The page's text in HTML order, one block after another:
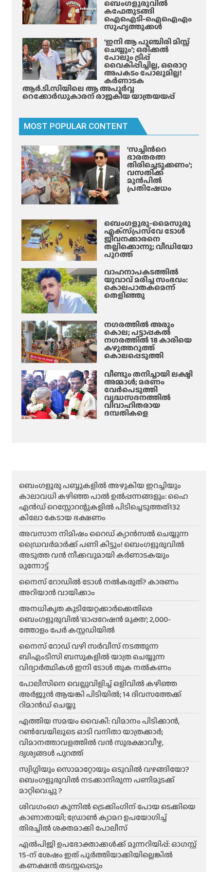
ണാ
ട
ക
യും
മു
ന്നോ
ട്ട്
ബെംഗളൂരുവിൽ
കഫേതുടങ്ങി
ഐഐടി-ഐഐഎം
സുഹൃത്തുക്കൾ
‘ഇനി ആ പുഞ്ചിരി മിസ്സ്
ചെയ്യും’; ഒരിക്കൽ
പോലും ട്രിപ്പ്
വൈകിപ്പിച്ചില്ല, ഒരൊറ്റ
അപകടം പോലുമില്ല!
കർണാടക
ആർ.ടി.സിയിലെ ആ അപൂർവ്വ
റെക്കോർഡുകാരന് രാജകീയ യാത്രയയപ്പ്
MOST POPULAR CONTENT
‘സച്ചിന്‍റെ
ഭാരതരത്ന
തിരിച്ചെടുക്കണം’;
വസതിക്ക്
മുൻപിൽ
പ്രതിഷേധം
ബെംഗളൂരു-മൈസൂരു
എക്‌സ്‌പ്രസ്‌വേ ടോൾ
ജീവനക്കാരനെ
തല്ലിക്കൊന്നു; വീഡിയോ
പുറത്ത്
വാഹനാപകടത്തിൽ
യുവാവ് മരിച്ച സംഭവം:
കൊലപാതകമെന്ന്
തെളിഞ്ഞു
നഗരത്തിൽ അരും
കൊല; പട്ടാപ്പകൽ
നഗരത്തിൽ 18 കാരിയെ
കഴുത്തറുത്ത്
കൊലപ്പെടുത്തി
വീണ്ടും തനിച്ചായി ലക്ഷ്മി
അമ്മാള്‍; മരണം
വേർപെടുത്തി
വൃദ്ധസദനത്തില്‍
വിവാഹിതരായ
ദമ്പതികളെ
ബെംഗളൂരു പബ്ബുകളിൽ അഴുകിയ ഇറച്ചിയും
കാലാവധി കഴിഞ്ഞ പാൽ ഉൽപ്പന്നങ്ങളും: ഹൈ
എൻഡ് റെസ്റ്റോറന്റുകളിൽ പിടിച്ചെടുത്തത്132
കിലോ കേടായ ഭക്ഷണം
അവസാന നിമിഷം റൈഡ് ക്യാൻസൽ ചെയ്യുന്ന
ഡ്രൈവർമാർക്ക് പണി കിട്ടും! ബെംഗളൂരുവിൽ
അടുത്ത വൻ നീക്കവുമായി കർണാടകയും
മുന്നോട്ട്
നൈസ് റോഡിൽ ടോൾ നൽകരുത്? കാരണം
അറിയാൻ വായിക്കാം
അനധികൃത കുടിയേറ്റക്കാർക്കെതിരെ
ബെംഗളൂരുവിൽ ‘ഓപ്പറേഷൻ മുക്ത’; 2,000-
ത്തോളം പേർ കസ്റ്റഡിയിൽ
നൈസ് റോഡ് വഴി സർവീസ് നടത്തുന്ന
ബിഎംടിസി ബസുകളിൽ യാത്ര ചെയ്യുന്ന
വിദ്യാർത്ഥികൾ ഇനി ടോൾ തുക നൽകണം
പോലീസിനെ വെല്ലുവിളിച്ച് ഒളിവിൽ കഴിഞ്ഞ
അർജുൻ ആയങ്കി പിടിയിൽ; 14 ദിവസത്തേക്ക്
റിമാൻഡ് ചെയ്തു
എത്തിയ സമയം വൈകി: വിമാനം പിടിക്കാൻ,
റൺവേയിലൂടെ ഓടി വനിതാ യാത്രക്കാർ;
വിമാനത്താവളത്തിൽ വൻ സുരക്ഷാവീഴ്ച,
ദൃശ്യങ്ങൾ പുറത്ത്
സ്വിഗ്ഗിയും സൊമാറ്റോയും ഒടുവിൽ വഴങ്ങിയോ?
ബെംഗളൂരുവിൽ നടക്കാനിരുന്ന പണിമുടക്ക്
മാറ്റിവെച്ചു ?
ശിവഗംഗെ കുന്നിൽ ട്രെക്കിംഗിന് പോയ ടെക്കിയെ
കാണാതായി; ഡ്രോൺ ക്യാമറ ഉപയോഗിച്ച്
തിരച്ചിൽ ശക്തമാക്കി പോലീസ്
എൽപിജി ഉപഭോക്താക്കൾക്ക് മുന്നറിയിപ്പ്: ഓഗസ്റ്റ്
15-ന് ശേഷം ഇത് പൂർത്തിയാക്കിയില്ലെങ്കിൽ
കണക്ഷൻ തടസ്സപ്പെടും